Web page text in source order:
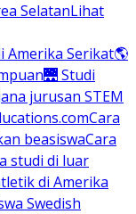
SelatanLihat
Amerika Serikat🌎
🌉 Studi
jurusan STEM
Cara
beasiswaCara
studi di luar
di Amerika
Swedish